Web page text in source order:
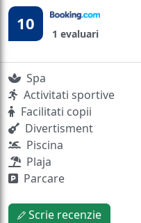
10 1 evaluari
Spa
Activitati sportive
Facilitati copii
Divertisment
Piscina
Plaja
Parcare
Scrie recenzie